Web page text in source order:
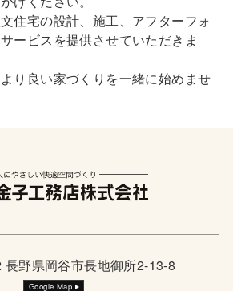
住宅の設計、施工、アフターフォ
ービスを提供させていただきま
り良い家づくりを一緒に始めませ
長野県岡谷市長地御所2-13-8
Google Map